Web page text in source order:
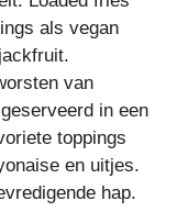
als vegan
van
in een
toppings
en uitjes.
hap.